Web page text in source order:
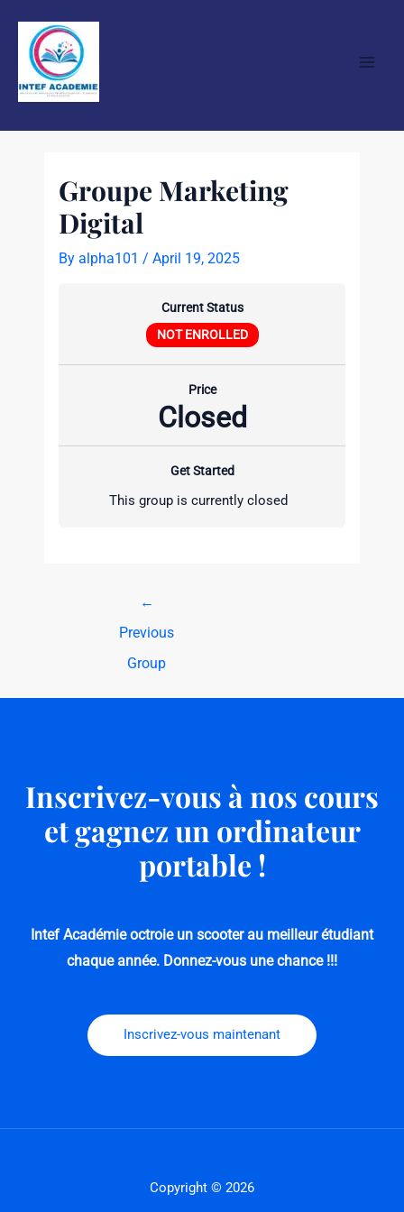
content
Groupe Marketing
Digital
By alpha101 / April 19, 2025
Current Status
NOT ENROLLED
Price
Closed
Get Started
This group is currently closed
←
Previous
Group
Inscrivez-vous à nos cours
et gagnez un ordinateur
portable !
Intef Académie octroie un scooter au meilleur étudiant
chaque année. Donnez-vous une chance !!!
Inscrivez-vous maintenant
Copyright © 2026